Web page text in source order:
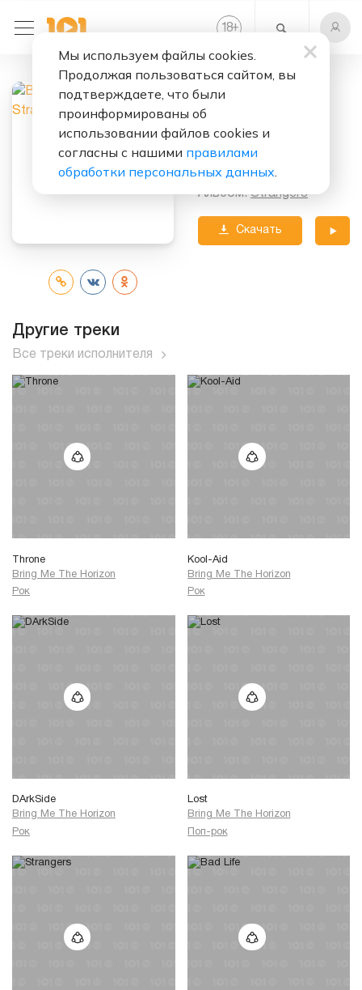
18+
Strangers
Альбом:Strangers
Скачать
Другие треки
Все треки исполнителя
Throne
Bring Me The Horizon
Рок
Kool-Aid
Bring Me The Horizon
Рок
DArkSide
Bring Me The Horizon
Рок
Lost
Bring Me The Horizon
Поп-рок
Мы используем файлы cookies.
Продолжая пользоваться сайтом, вы
подтверждаете, что были
проинформированы об
использовании файлов cookies и
согласны с нашими правилами
обработки персональных данных.